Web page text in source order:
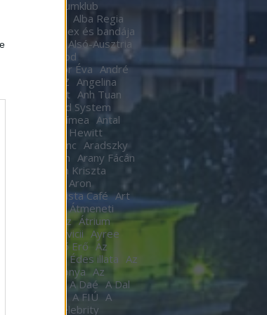
Akvariumklub
Alba Regia
Alex és bandája
Csaba
Alsó-Ausztria
Attila
Amigod
Andor Éva André
ANEZ Angelina
Anger Zsolt Anh Tuan
Anima Sound System
Antal Tímea Antal
Laast
Aon Hewitt
Aradi Ferenc Aradszky
Aranyszem Arany Fácán
Argyelán Kriszta
Aron
ARTista Café Art
Danube.
Átmeneti
Film-Színház Átrium
avicii Ayree
Az ébredő Erő Az
Az élet Édes illata Az
Év Háziasszonya Az
A Daé A Dal
A FIÚ A
A Gozsdu Celebrity